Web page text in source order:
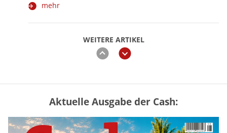
WEITERE ARTIKEL
zurückweiter
mehr
Mütterrente III Tabelle: So viel Renten-
Nachzahlung ist pro Kind möglich
mehr
Aktuelle Ausgabe der Cash: